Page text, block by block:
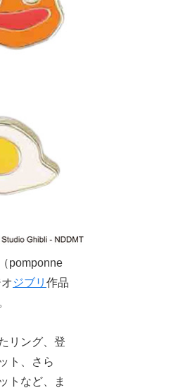
pomponne
ジブリ 作品
リング、登
ト、さら
トなど、ま